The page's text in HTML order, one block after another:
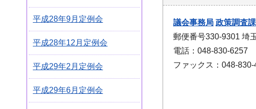
平成28年9月定例会
平成28年12月定例会
平成29年2月定例会
平成29年6月定例会
議会事務局 政策調査課
郵便番号330-9301 埼
電話：048-830-6257
ファックス：048-830-